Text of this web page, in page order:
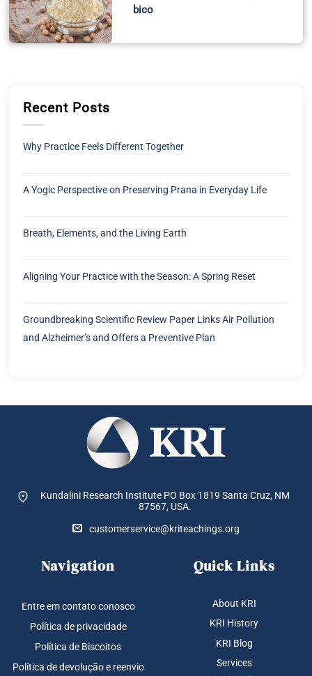
bico
Recent Posts
Why Practice Feels Different Together
A Yogic Perspective on Preserving Prana in Everyday Life
Breath, Elements, and the Living Earth
Aligning Your Practice with the Season: A Spring Reset
Groundbreaking Scientific Review Paper Links Air Pollution
and Alzheimer’s and Offers a Preventive Plan
Kundalini Research Institute PO Box 1819 Santa Cruz, NM
87567, USA.
customerservice@kriteachings.org
Navigation
Entre em contato conosco
Política de privacidade
Política de Biscoitos
Política de devolução e reenvio
Quick Links
About KRI
KRI History
KRI Blog
Services